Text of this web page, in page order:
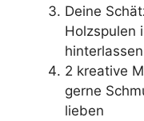
Deine
Holzspulen
hinterlassen
2 kreative
gerne
lieben